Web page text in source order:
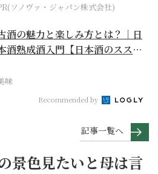
ソノヴァ・ジャパン株式会社)
酒の魅力と楽しみ方とは？｜日
酒熟成酒入門【日本酒のスス
味
Recommended by
記事一覧へ
景色見たいと母は言